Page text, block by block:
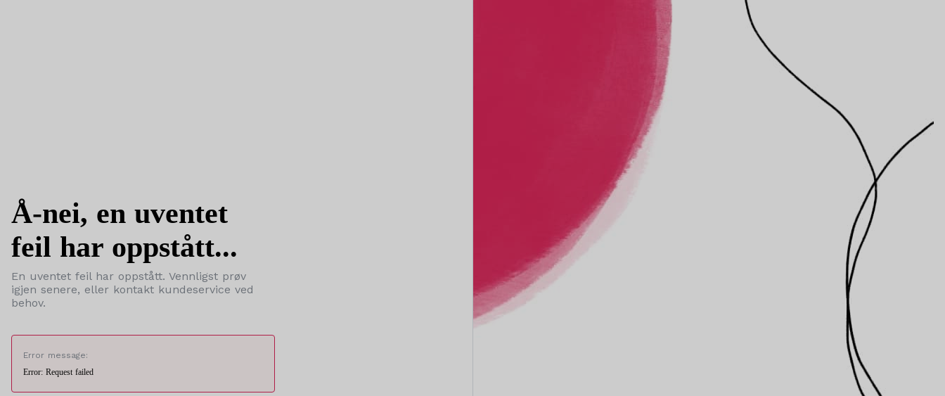
Å-nei, en uventet
feil har oppstått...
En uventet feil har oppstått. Vennligst prøv
igjen senere, eller kontakt kundeservice ved
behov.
Error message:
Error: Request failed